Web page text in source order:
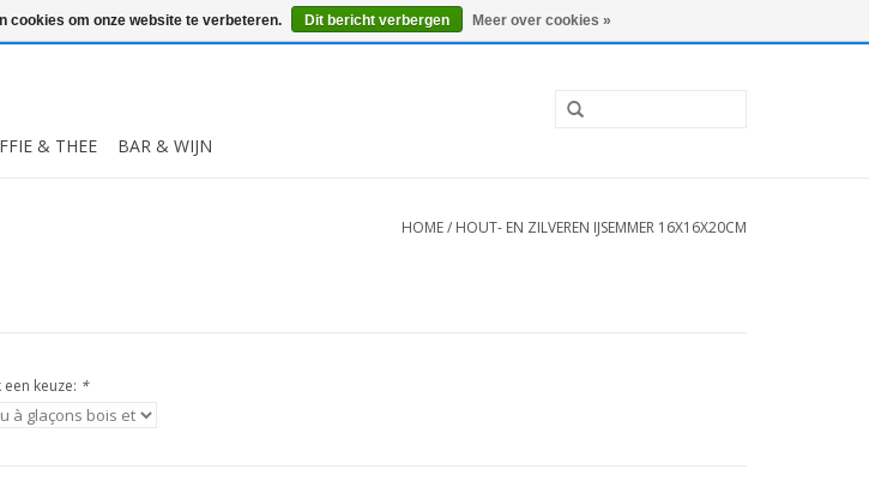
0 Artikelen - €0,00 Mijn account / Registreren
& THEE BAR & WIJN
HOME/ HOUT- EN ZILVEREN IJSEMMER 16X16X20CM
een keuze: *
cookies om onze website te verbeteren. Dit bericht verbergen Meer over cookies »